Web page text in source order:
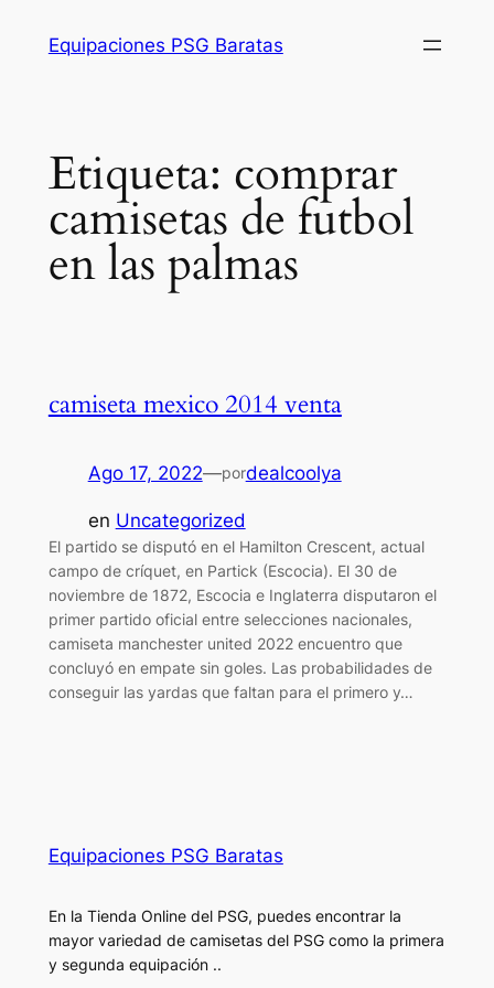
Equipaciones PSG Baratas
Etiqueta: comprar
camisetas de futbol
en las palmas
camiseta mexico 2014 venta
Ago 17, 2022—pordealcoolya
en Uncategorized
El partido se disputó en el Hamilton Crescent, actual
campo de críquet, en Partick (Escocia). El 30 de
noviembre de 1872, Escocia e Inglaterra disputaron el
primer partido oficial entre selecciones nacionales,
camiseta manchester united 2022 encuentro que
concluyó en empate sin goles. Las probabilidades de
conseguir las yardas que faltan para el primero y…
Equipaciones PSG Baratas
En la Tienda Online del PSG, puedes encontrar la
mayor variedad de camisetas del PSG como la primera
y segunda equipación ..